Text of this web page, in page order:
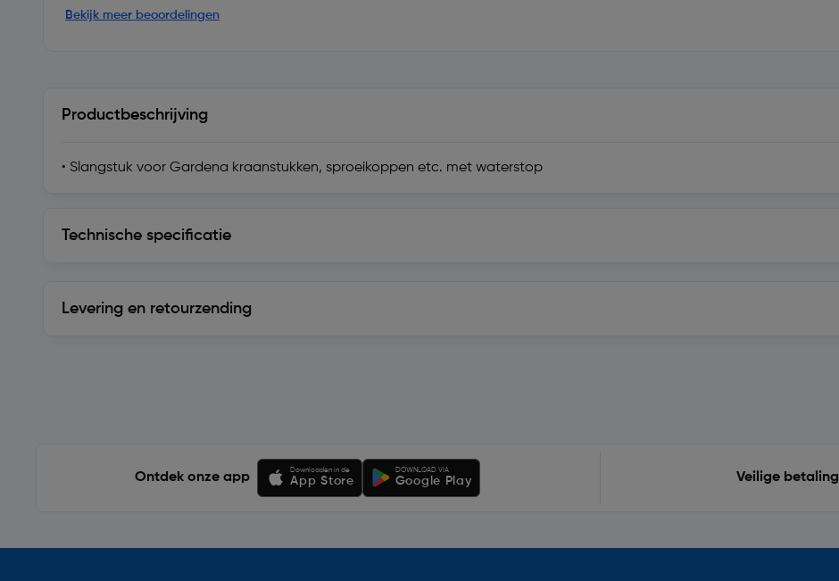
Bekijk meer beoordelingen
Productbeschrijving
• Slangstuk voor Gardena kraanstukken, sproeikoppen etc. met waterstop
Technische specificatie
Levering en retourzending
Ontdek onze app
Downloaden in de
App Store
DOWNLOAD VIA
Google Play Veilige betaling